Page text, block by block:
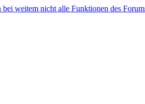
weitem nicht alle Funktionen des